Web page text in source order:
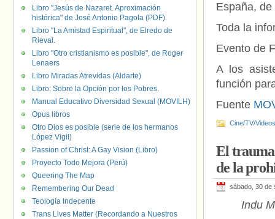
España,
Toda la
Evento de
A los
función
Fuente
Cine/TV/Videos
El trauma
de la
sábado, 30 de
Indu
Libro "Jesús de Nazaret. Aproximación
histórica" de José Antonio Pagola (PDF)
Libro "La Amistad Espiritual", de Elredo de
Rieval.
Libro "Otro cristianismo es posible", de Roger
Lenaers
Libro Miradas Atrevidas (Aldarte)
Libro: Sobre la Opción por los Pobres.
Manual Educativo Diversidad Sexual (MOVILH)
Opus libros
Otro Dios es posible (serie de los hermanos
López Vigil)
Passion of Christ: A Gay Vision (Libro)
Proyecto Todo Mejora (Perú)
Queering The Map
Remembering Our Dead
Teología Indecente
Trans Lives Matter (Recordando a Nuestros